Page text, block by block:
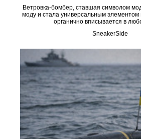
Ветровка-бомбер, ставшая символом
моду и стала универсальным элементом
органично вписывается в
SneakerSide